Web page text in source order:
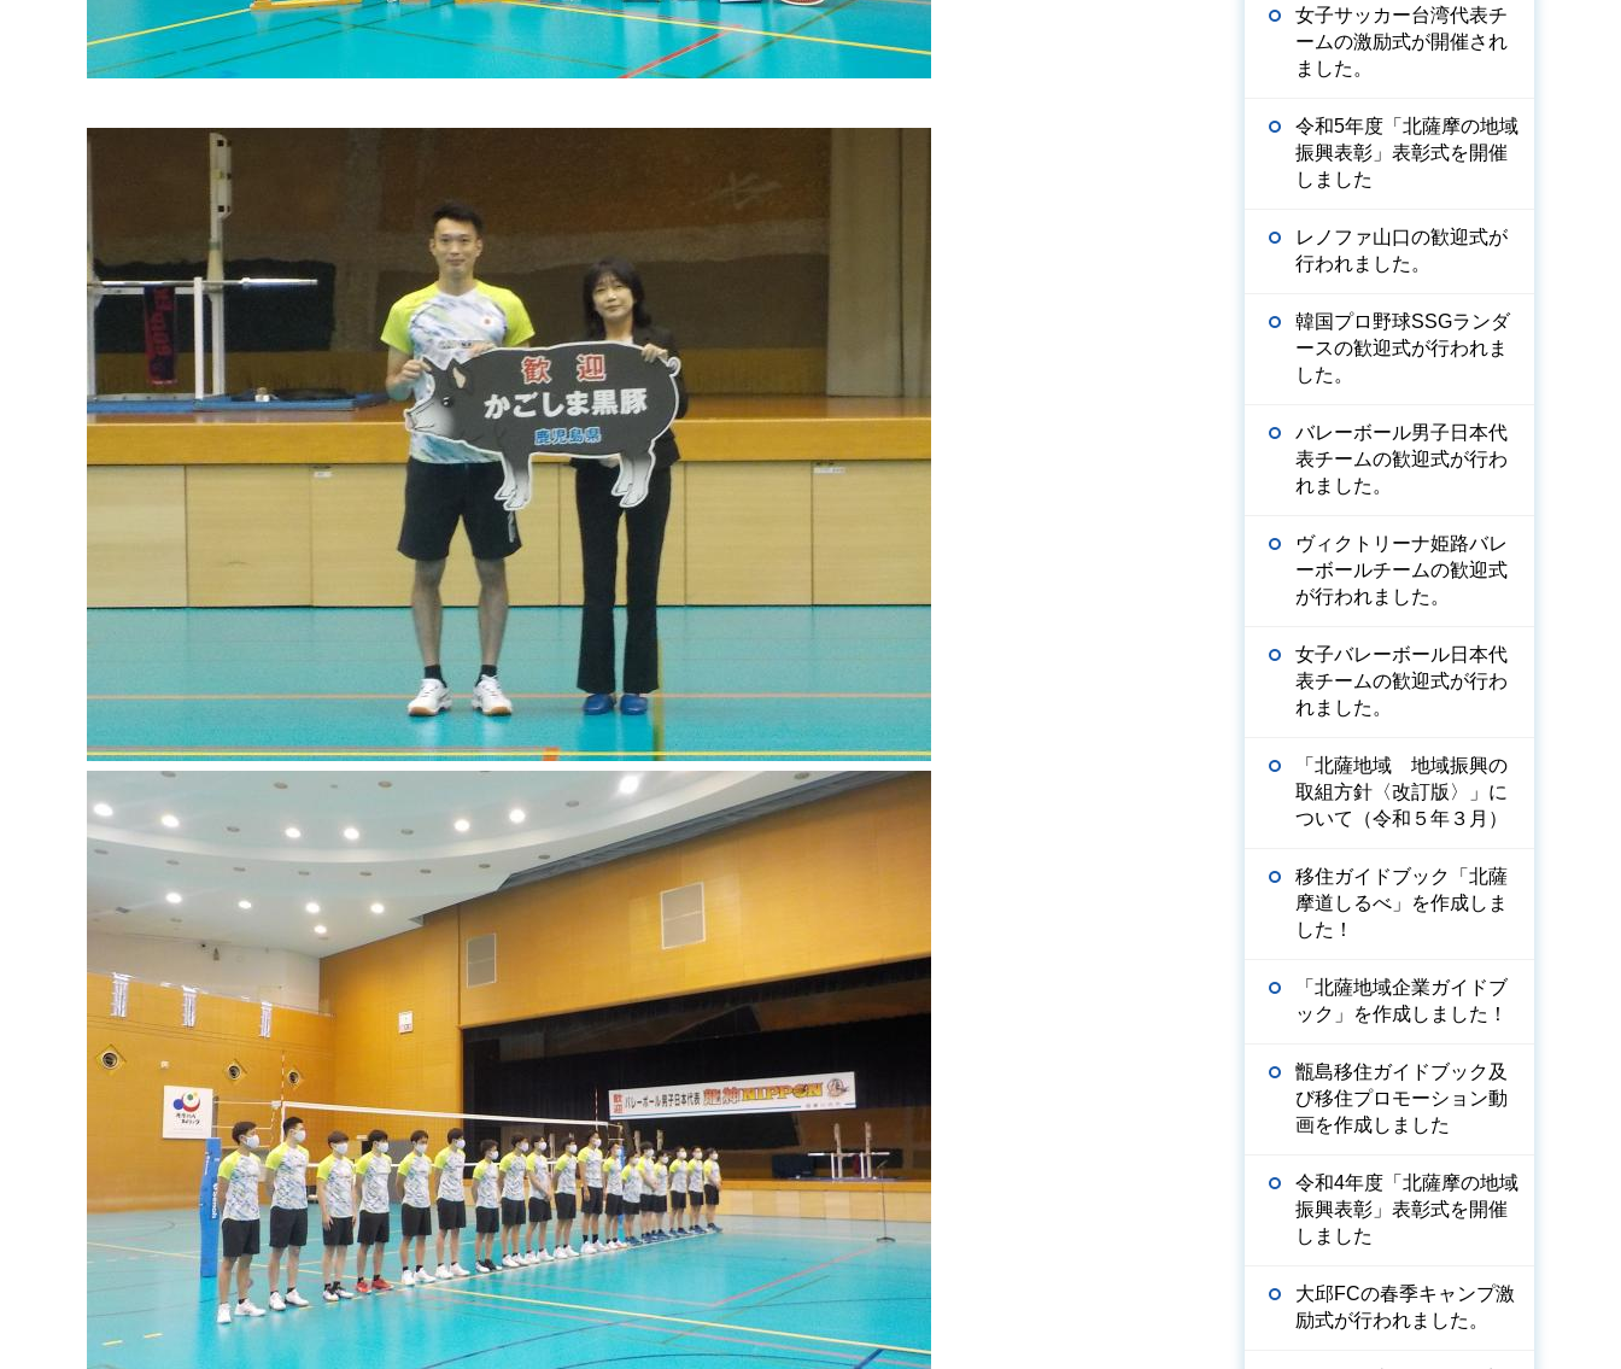
女子サッカー台湾代表チ
ームの激励式が開催され
ました。
令和5年度「北薩摩の地域
振興表彰」表彰式を開催
しました
レノファ山口の歓迎式が
行われました。
韓国プロ野球SSGランダ
ースの歓迎式が行われま
した。
バレーボール男子日本代
表チームの歓迎式が行わ
れました。
ヴィクトリーナ姫路バレ
ーボールチームの歓迎式
が行われました。
女子バレーボール日本代
表チームの歓迎式が行わ
れました。
「北薩地域 地域振興の
取組方針〈改訂版〉」に
ついて（令和５年３月）
移住ガイドブック「北薩
摩道しるべ」を作成しま
した！
「北薩地域企業ガイドブ
ック」を作成しました！
甑島移住ガイドブック及
び移住プロモーション動
画を作成しました
令和4年度「北薩摩の地域
振興表彰」表彰式を開催
しました
大邱FCの春季キャンプ激
励式が行われました。